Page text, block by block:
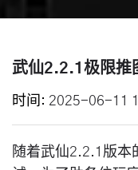
武仙2.2.1极限推
时间 2025-06-11
随着武仙2.2.1版本